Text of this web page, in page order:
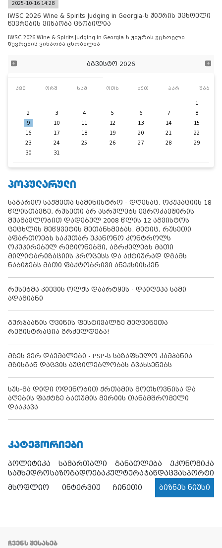
2025-10-16 14:28
IWSC 2026 Wine & Spirits Judging in Georgia-ს ჟიურის უცხოელი
წევრების ვინაობა ცნობილია
IWSC 2026 Wine & Spirits Judging in Georgia-ს ჟიურის უცხოელი
წევრების ვინაობა ცნობილია
აგვისტო 2026
კვი ორშ სამ ოთხ ხუთ პარ შაბ
1
2
3 4 5 6 7
8
9
10 11 12 13 14
15
16
17 18 19 20 21
22
23
24 25 26 27 28
29
30
31
ᲞᲝᲞᲣᲚᲐᲠᲣᲚᲘ
საგარეო საქმეთა სამინისტრო - დღესაც, ოკუპაციის 18
წლისთავზე, რუსეთი არ ასრულებს ევროკავშირის
შუამავლობით დადებულ 2008 წლის 12 აგვისტოს
ცეცხლის შეწყვეტის შეთანხმებას. მეტიც, რუსეთი
აფართოებს საკუთარ უკანონო კონტროლს
ოკუპირებულ რეგიონებში, აგრძელებს მათი
მილიტარიზაციის პროცესს და აქტიურად დგამს
ნაბიჯებს მათი ფაქტობრივი ანექსიისკენ
რუსებმა კიევის ოლქს დაარტყეს - დაიღუპა სამი
ადამიანი
გურჯაანის ღვინის ფესტივალზე მეღვინეთა
რეგისტრაცია გრძელდება!
მზეს ვერ დაემალები - PSP-ს საზაფხულო კამპანია
მზისგან დაცვის აუცილებლობას გვახსენებს
სუს-მა დიდი ოდენობით ქრთამის მოთხოვნისა და
აღების ფაქტზე ბათუმის მერიის თანამშრომელი
დააკავა
ᲙᲐᲢᲔᲒᲝᲠᲘᲔᲑᲘ
პოლიტიკა სამართალი განათლება
ეკონომიკა
სამხედროსაზოგადოებაკულტურაჯანდაცვასპორტი
მსოფლიო
ინტერვიუ ჩინეთი ბიზნეს ნიუსი
ᲩᲕᲔᲜᲡ ᲨᲔᲡᲐᲮᲔᲑ